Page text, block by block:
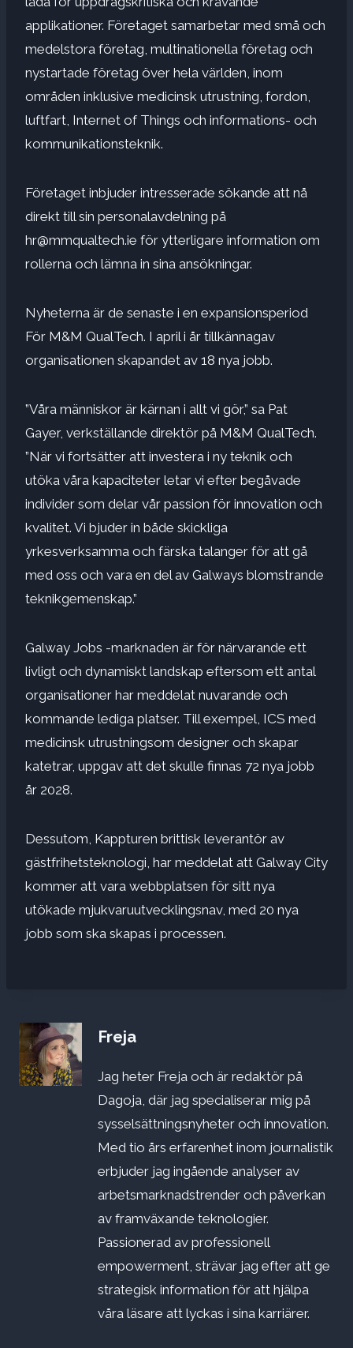
applikationer. Företaget samarbetar med små och
medelstora företag, multinationella företag och
nystartade företag över hela världen, inom
områden inklusive medicinsk utrustning, fordon,
luftfart, Internet of Things och informations- och
kommunikationsteknik.
Företaget inbjuder intresserade sökande att nå
direkt till sin personalavdelning på
hr@mmqualtech.ie för ytterligare information om
rollerna och lämna in sina ansökningar.
Nyheterna är de senaste i en expansionsperiod
För M&M QualTech. I april i år tillkännagav
organisationen skapandet av 18 nya jobb.
”Våra människor är kärnan i allt vi gör,” sa Pat
Gayer, verkställande direktör på M&M QualTech.
”När vi fortsätter att investera i ny teknik och
utöka våra kapaciteter letar vi efter begåvade
individer som delar vår passion för innovation och
kvalitet. Vi bjuder in både skickliga
yrkesverksamma och färska talanger för att gå
med oss ​​och vara en del av Galways blomstrande
teknikgemenskap.”
Galway Jobs -marknaden är för närvarande ett
livligt och dynamiskt landskap eftersom ett antal
organisationer har meddelat nuvarande och
kommande lediga platser. Till exempel, ICS med
medicinsk utrustningsom designer och skapar
katetrar, uppgav att det skulle finnas 72 nya jobb
år 2028.
Dessutom, Kappturen brittisk leverantör av
gästfrihetsteknologi, har meddelat att Galway City
kommer att vara webbplatsen för sitt nya
utökade mjukvaruutvecklingsnav, med 20 nya
jobb som ska skapas i processen.
Freja
Jag heter Freja och är redaktör på
Dagoja, där jag specialiserar mig på
sysselsättningsnyheter och innovation.
Med tio års erfarenhet inom journalistik
erbjuder jag ingående analyser av
arbetsmarknadstrender och påverkan
av framväxande teknologier.
Passionerad av professionell
empowerment, strävar jag efter att ge
strategisk information för att hjälpa
våra läsare att lyckas i sina karriärer.